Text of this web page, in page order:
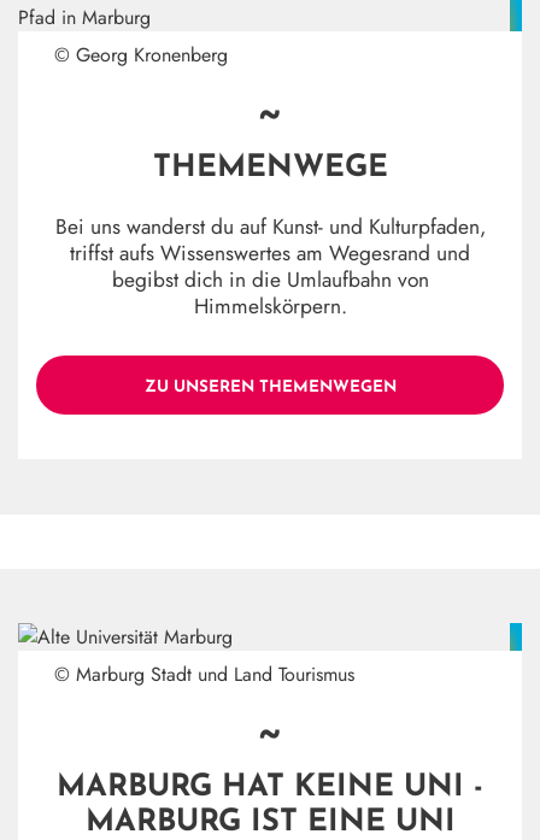
© Georg Kronenberg
~
THEMENWEGE
Bei uns wanderst du auf Kunst- und Kulturpfaden,
triffst aufs Wissenswertes am Wegesrand und
begibst dich in die Umlaufbahn von
Himmelskörpern.
ZU UNSEREN THEMENWEGEN
© Marburg Stadt und Land Tourismus
~
MARBURG HAT KEINE UNI -
MARBURG IST EINE UNI